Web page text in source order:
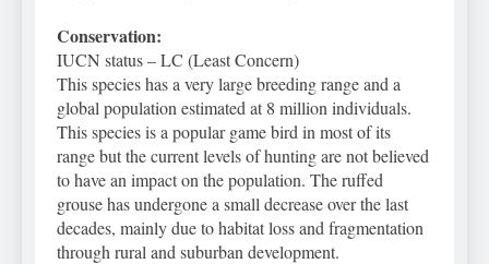
Conservation:
IUCN status – LC (Least Concern)
This species has a very large breeding range and a
global population estimated at 8 million individuals.
This species is a popular game bird in most of its
range but the current levels of hunting are not believed
to have an impact on the population. The ruffed
grouse has undergone a small decrease over the last
decades, mainly due to habitat loss and fragmentation
through rural and suburban development.